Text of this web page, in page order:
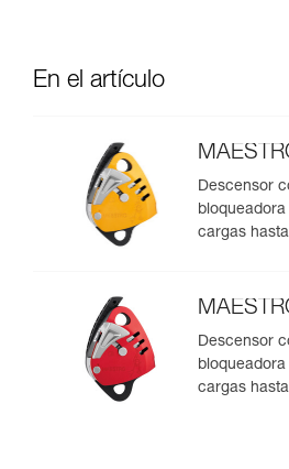
En el artículo
Descensor
cargas
Descensor
cargas